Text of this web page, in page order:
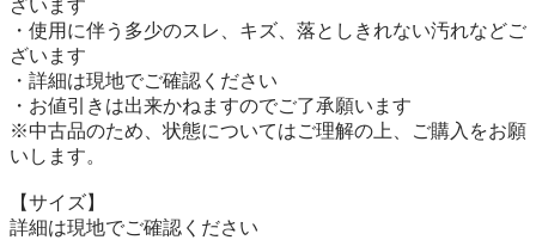
ざいます
・使用に伴う多少のスレ、キズ、落としきれない汚れなどご
ざいます
・詳細は現地でご確認ください
・お値引きは出来かねますのでご了承願います
※中古品のため、状態についてはご理解の上、ご購入をお願
いします。
【サイズ】
詳細は現地でご確認ください